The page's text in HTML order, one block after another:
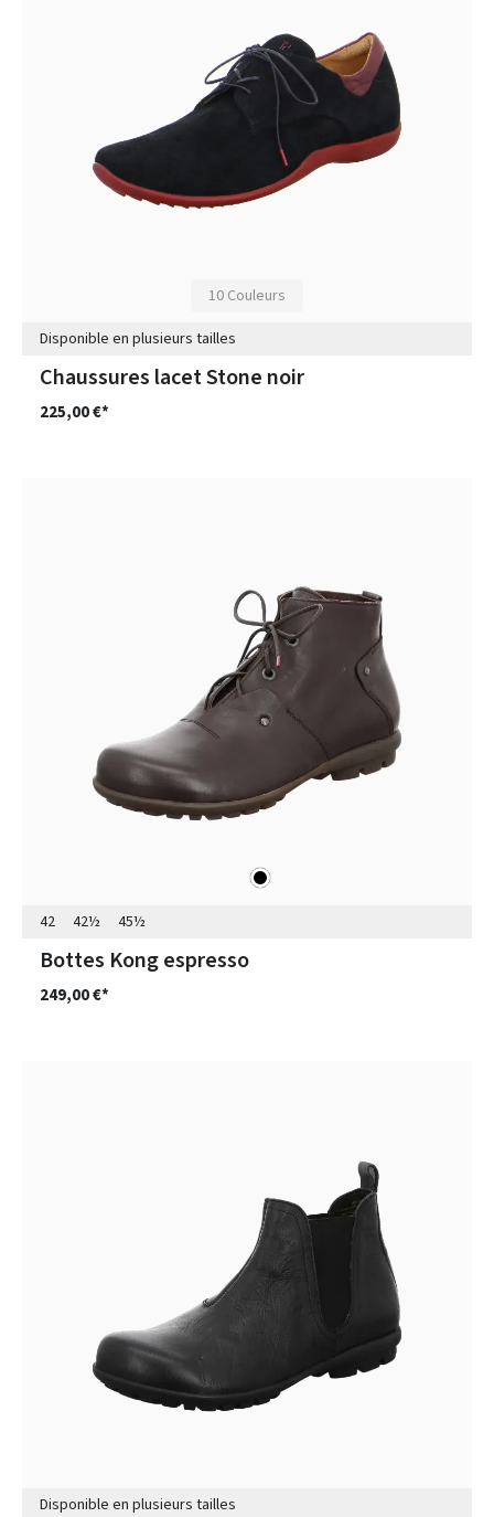
10 Couleurs
Disponible en plusieurs tailles
Chaussures lacet Stone noir
225,00 €*
noir
42 42½ 45½
Bottes Kong espresso
249,00 €*
Disponible en plusieurs tailles